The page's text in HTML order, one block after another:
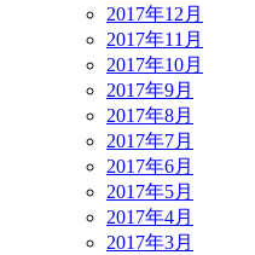
2017年12月
2017年11月
2017年10月
2017年9月
2017年8月
2017年7月
2017年6月
2017年5月
2017年4月
2017年3月